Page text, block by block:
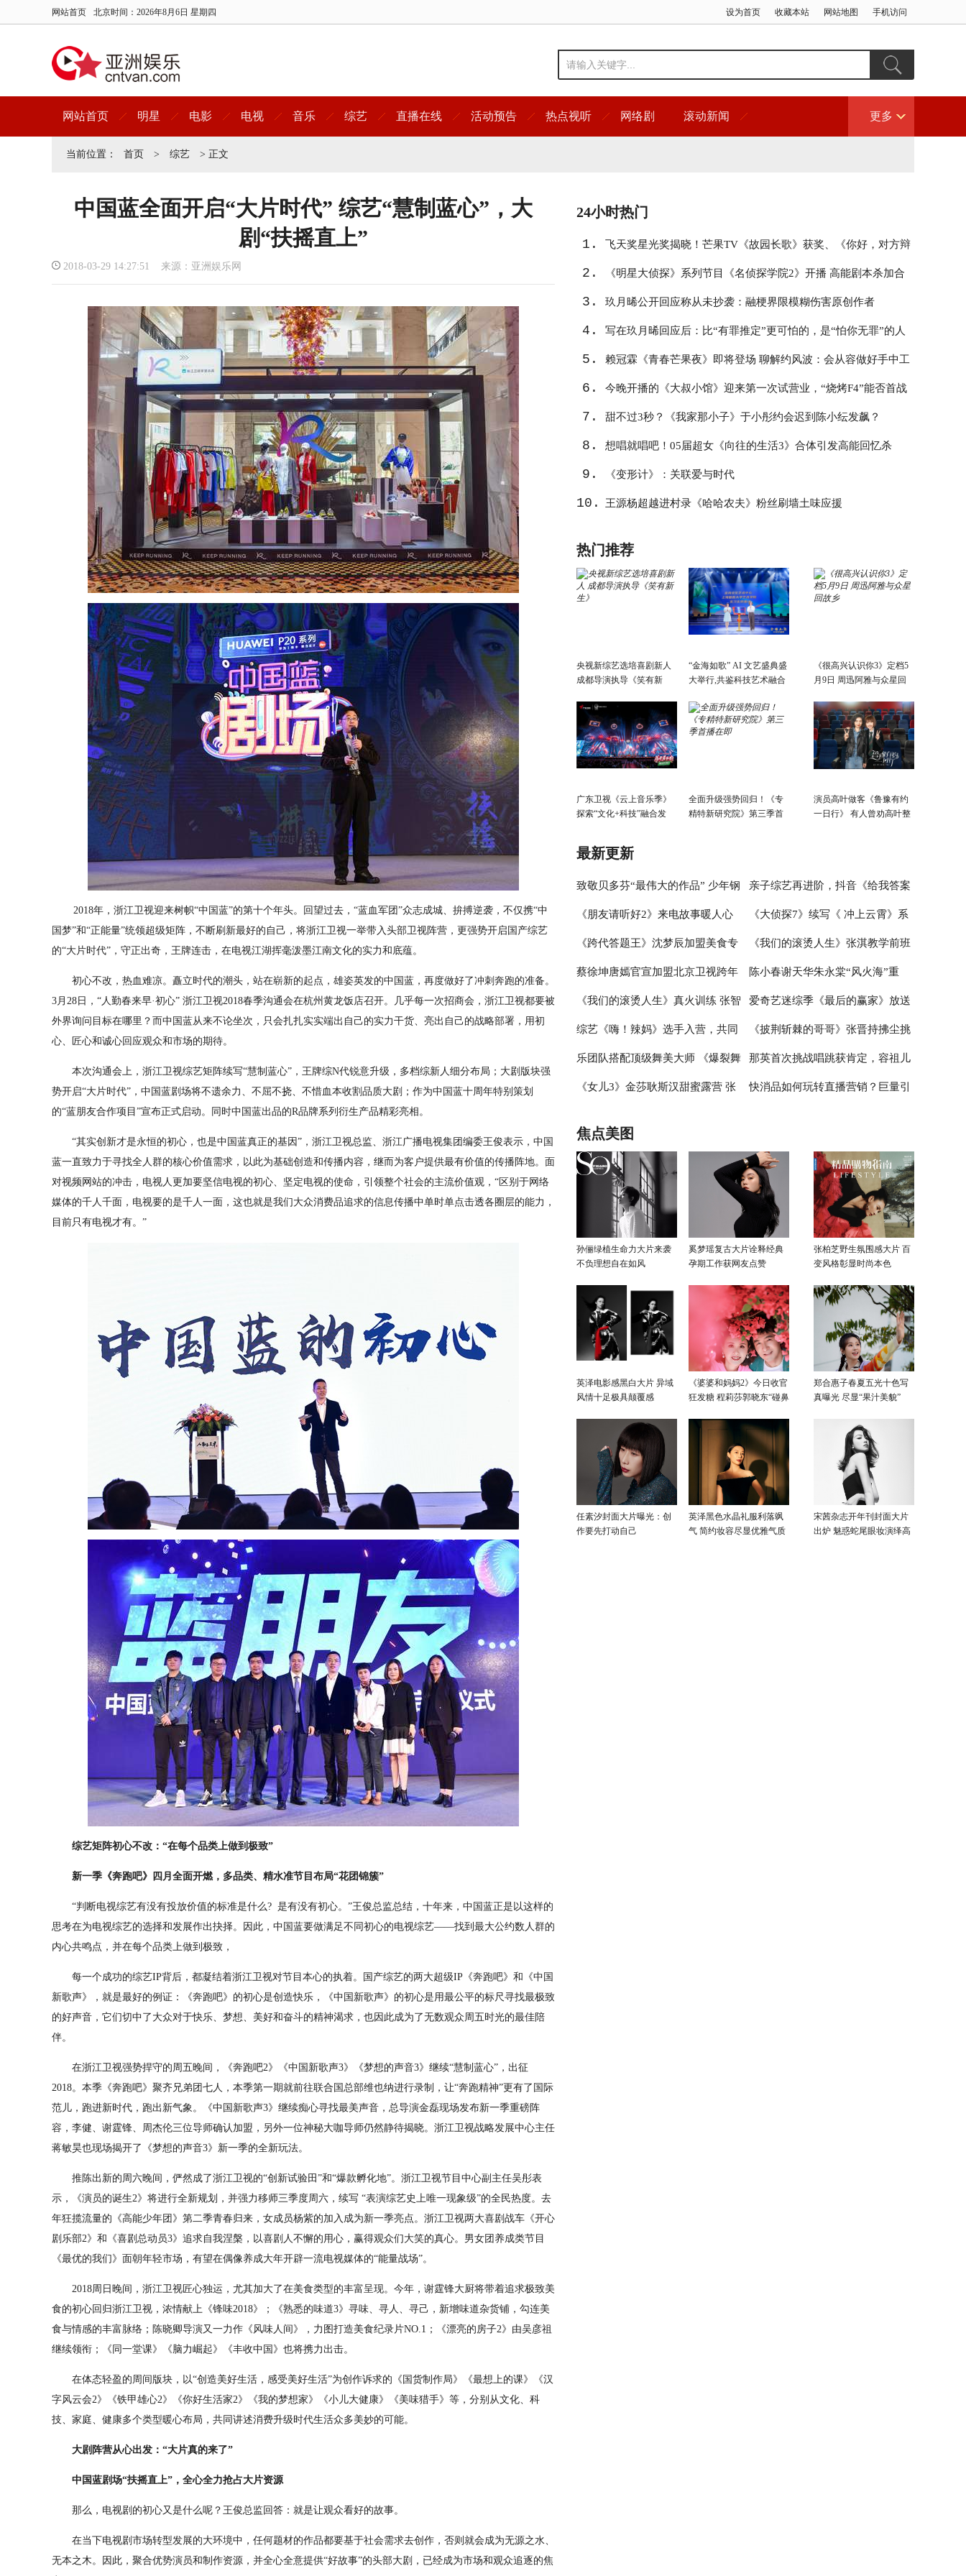
网站首页 北京时间： 2026年8月6日 星期四 设为首页 收藏本站 网站地图 手机访问
网站首页 明星 电影 电视 音乐 综艺 直播在线 活动预告 热点视听 网络剧 滚动新闻 更多
当前位置： 首页 > 综艺 > 正文
中国蓝全面开启“大片时代” 综艺“慧制蓝心”，大
剧“扶摇直上”
2018-03-29 14:27:51 来源：亚洲娱乐网
2018年，浙江卫视迎来树帜“中国蓝”的第十个年头。回望过去，“蓝血军团”众志成城、拚搏逆袭，不仅携“中
国梦”和“正能量”统领超级矩阵，不断刷新最好的自己，将浙江卫视一举带入头部卫视阵营，更强势开启国产综艺
的“大片时代”，守正出奇，王牌连击，在电视江湖挥毫泼墨江南文化的实力和底蕴。
初心不改，热血难凉。矗立时代的潮头，站在崭新的起点，雄姿英发的中国蓝，再度做好了冲刺奔跑的准备。
3月28日，“人勤春来早·初心” 浙江卫视2018春季沟通会在杭州黄龙饭店召开。几乎每一次招商会，浙江卫视都要被
外界询问目标在哪里？而中国蓝从来不论坐次，只会扎扎实实端出自己的实力干货、亮出自己的战略部署，用初
心、匠心和诚心回应观众和市场的期待。
本次沟通会上，浙江卫视综艺矩阵续写“慧制蓝心”，王牌综N代锐意升级，多档综新人细分布局；大剧版块强
势开启“大片时代”，中国蓝剧场将不遗余力、不屈不挠、不惜血本收割品质大剧；作为中国蓝十周年特别策划
的“蓝朋友合作项目”宣布正式启动。同时中国蓝出品的R品牌系列衍生产品精彩亮相。
“其实创新才是永恒的初心，也是中国蓝真正的基因”，浙江卫视总监、浙江广播电视集团编委王俊表示，中国
蓝一直致力于寻找全人群的核心价值需求，以此为基础创造和传播内容，继而为客户提供最有价值的传播阵地。面
对视频网站的冲击，电视人更加要坚信电视的初心、坚定电视的使命，引领整个社会的主流价值观，“区别于网络
媒体的千人千面，电视要的是千人一面，这也就是我们大众消费品追求的信息传播中单时单点击透各圈层的能力，
目前只有电视才有。”
综艺矩阵初心不改：“在每个品类上做到极致”
新一季《奔跑吧》四月全面开燃，多品类、精水准节目布局“花团锦簇”
“判断电视综艺有没有投放价值的标准是什么? 是有没有初心。”王俊总监总结，十年来，中国蓝正是以这样的
思考在为电视综艺的选择和发展作出抉择。因此，中国蓝要做满足不同初心的电视综艺——找到最大公约数人群的
内心共鸣点，并在每个品类上做到极致，
每一个成功的综艺IP背后，都凝结着浙江卫视对节目本心的执着。国产综艺的两大超级IP《奔跑吧》和《中国
新歌声》，就是最好的例证：《奔跑吧》的初心是创造快乐，《中国新歌声》的初心是用最公平的标尺寻找最极致
的好声音，它们切中了大众对于快乐、梦想、美好和奋斗的精神渴求，也因此成为了无数观众周五时光的最佳陪
伴。
在浙江卫视强势捍守的周五晚间，《奔跑吧2》《中国新歌声3》《梦想的声音3》继续“慧制蓝心”，出征
2018。本季《奔跑吧》聚齐兄弟团七人，本季第一期就前往联合国总部维也纳进行录制，让“奔跑精神”更有了国际
范儿，跑进新时代，跑出新气象。《中国新歌声3》继续痴心寻找最美声音，总导演金磊现场发布新一季重磅阵
容，李健、谢霆锋、周杰伦三位导师确认加盟，另外一位神秘大咖导师仍然静待揭晓。浙江卫视战略发展中心主任
蒋敏昊也现场揭开了《梦想的声音3》新一季的全新玩法。
推陈出新的周六晚间，俨然成了浙江卫视的“创新试验田”和“爆款孵化地”。浙江卫视节目中心副主任吴彤表
示，《演员的诞生2》将进行全新规划，并强力移师三季度周六，续写 “表演综艺史上唯一现象级”的全民热度。去
年狂揽流量的《高能少年团》第二季青春归来，女成员杨紫的加入成为新一季亮点。浙江卫视两大喜剧战车《开心
剧乐部2》和《喜剧总动员3》追求自我涅槃，以喜剧人不懈的用心，赢得观众们大笑的真心。男女团养成类节目
《最优的我们》面朝年轻市场，有望在偶像养成大年开辟一流电视媒体的“能量战场”。
2018周日晚间，浙江卫视匠心独运，尤其加大了在美食类型的丰富呈现。今年，谢霆锋大厨将带着追求极致美
食的初心回归浙江卫视，浓情献上《锋味2018》；《熟悉的味道3》寻味、寻人、寻己，新增味道杂货铺，勾连美
食与情感的丰富脉络；陈晓卿导演又一力作《风味人间》，力图打造美食纪录片NO.1；《漂亮的房子2》由吴彦祖
继续领衔；《同一堂课》《脑力崛起》《丰收中国》也将携力出击。
在体态轻盈的周间版块，以“创造美好生活，感受美好生活”为创作诉求的《国货制作局》《最想上的课》《汉
字风云会2》《铁甲雄心2》《你好生活家2》《我的梦想家》《小儿大健康》《美味猎手》等，分别从文化、科
技、家庭、健康多个类型暖心布局，共同讲述消费升级时代生活众多美妙的可能。
大剧阵营从心出发：“大片真的来了”
中国蓝剧场“扶摇直上”，全心全力抢占大片资源
那么，电视剧的初心又是什么呢？王俊总监回答：就是让观众看好的故事。
在当下电视剧市场转型发展的大环境中，任何题材的作品都要基于社会需求去创作，否则就会成为无源之水、
无本之木。因此，聚合优势演员和制作资源，并全心全意提供“好故事”的头部大剧，已经成为市场和观众追逐的焦
24小时热门
1. 飞天奖星光奖揭晓！芒果TV《故园长歌》获奖、《你好，对方辩
友》入围
2. 《明星大侦探》系列节目《名侦探学院2》开播 高能剧本杀加合
宿真人秀引期待
3. 玖月晞公开回应称从未抄袭：融梗界限模糊伤害原创作者
4. 写在玖月晞回应后：比“有罪推定”更可怕的，是“怕你无罪”的人
心
5. 赖冠霖《青春芒果夜》即将登场 聊解约风波：会从容做好手中工
作
6. 今晚开播的《大叔小馆》迎来第一次试营业，“烧烤F4”能否首战
告捷？
7. 甜不过3秒？《我家那小子》于小彤约会迟到陈小纭发飙？
8. 想唱就唱吧！05届超女《向往的生活3》合体引发高能回忆杀
9. 《变形计》：关联爱与时代
10. 王源杨超越进村录《哈哈农夫》粉丝刷墙土味应援
热门推荐
央视新综艺选培喜剧新人
成都导演执导《笑有新
“金海如歌” AI 文艺盛典盛
大举行,共鉴科技艺术融合
《很高兴认识你3》定档5
月9日 周迅阿雅与众星回
广东卫视《云上音乐季》
探索“文化+科技”融合发
全面升级强势回归！《专
精特新研究院》第三季首
演员高叶做客《鲁豫有约
一日行》 有人曾劝高叶整
最新更新
致敬贝多芬“最伟大的作品” 少年钢
琴家林秉宽 首演音乐会圆满成功
亲子综艺再进阶，抖音《给我答案
吧，妈妈请回答》的爆款逻辑
《朋友请听好2》来电故事暖人心
何炅讲述学霸爱情故事超浪漫
《大侦探7》续写《 冲上云霄》系
列 何炅张若昀邓伦未来感造型太吸
睛
《跨代答题王》沈梦辰加盟美食专
辑，杨迪称现在喝奶茶如同喝粥
《我们的滚烫人生》张淇教学前班
唱歌 张云龙展示球技
蔡徐坤唐嫣官宣加盟北京卫视跨年
冰雪盛典，冰雪舞台绽放青春风采
陈小春谢天华朱永棠“风火海”重
聚，《大湾仔的夜》主题曲嗨爆全
场
《我们的滚烫人生》真火训练 张智
霖挑战体能极限
爱奇艺迷综季《最后的赢家》放送
中 谜题烧脑剧情走心正向价值观引
网友深思
综艺《嗨！辣妈》选手入营，共同
见证“新时代女性”的初级绽放
《披荆斩棘的哥哥》张晋持拂尘挑
战新舞台 尹正半遮面舞扇战斗力拉
满
乐团队搭配顶级舞美大师 《爆裂舞
台》把专业打在公屏上
那英首次挑战唱跳获肯定，容祖儿
被打低分受挫落泪
《女儿3》金莎耿斯汉甜蜜露营 张 快消品如何玩转直播营销？巨量引
焦点美图
孙俪绿植生命力大片来袭
不负理想自在如风
奚梦瑶复古大片诠释经典
孕期工作获网友点赞
张柏芝野生氛围感大片 百
变风格彰显时尚本色
英泽电影感黑白大片 异域
风情十足极具颠覆感
《婆婆和妈妈2》今日收官
狂发糖 程莉莎郭晓东“碰鼻
郑合惠子春夏五光十色写
真曝光 尽显“果汁美貌”
任素汐封面大片曝光：创
作要先打动自己
英泽黑色水晶礼服利落飒
气 简约妆容尽显优雅气质
宋茜杂志开年刊封面大片
出炉 魅惑蛇尾眼妆演绎高